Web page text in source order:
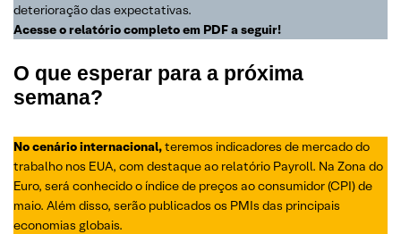
deterioração das expectativas.
Acesse o relatório completo em PDF a seguir!
O que esperar para a próxima
semana?
No cenário internacional,teremos indicadores de mercado do
trabalho nos EUA, com destaque ao relatório Payroll. Na Zona do
Euro, será conhecido o índice de preços ao consumidor (CPI) de
maio. Além disso, serão publicados os PMIs das principais
economias globais.